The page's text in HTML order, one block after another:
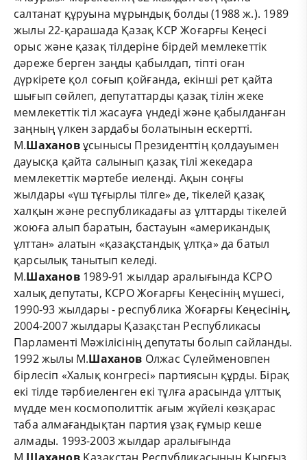
салтанат құруына мұрындық болды (1988 ж.). 1989
жылы 22-қарашада Қазақ КСР Жоғарғы Кеңесі
орыс және қазақ тілдеріне бірдей мемлекеттік
дәреже берген заңды қабылдап, тіпті оған
дүркірете қол соғып қойғанда, екінші рет қайта
шығып сөйлеп, депутаттарды қазақ тілін жеке
мемлекеттік тіл жасауға үндеді және қабылданған
заңның үлкен зардабы болатынын ескертті.
М.Шахановұсынысы Президенттің қолдауымен
дауысқа қайта салынып қазақ тілі жекедара
мемлекеттік мәртебе иеленді. Ақын соңғы
жылдары «үш тұғырлы тілге» де, тікелей қазақ
халқын және республикадағы аз ұлттарды тікелей
жоюға алып баратын, бастауын «американдық
ұлттан» алатын «қазақстандық ұлтқа» да батыл
қарсылық танытып келеді.
М.Шаханов1989-91 жылдар аралығында КСРО
халық депутаты, КСРО Жоғарғы Кеңесінің мүшесі,
1990-93 жылдары - республика Жоғарғы Кеңесінің,
2004-2007 жылдары Қазақстан Республикасы
Парламенті Мәжілісінің депутаты болып сайланды.
1992 жылы М.Шаханов Олжас Сүлейменовпен
бірлесіп «Халық конгресі» партиясын құрды. Бірақ
екі тілде тәрбиеленген екі тұлға арасында ұлттық
мүдде мен космополиттік ағым жүйелі көзқарас
таба алмағандықтан партия ұзақ ғұмыр кеше
алмады. 1993-2003 жылдар аралығында
М.ШахановҚазақстан Республикасының Қырғыз